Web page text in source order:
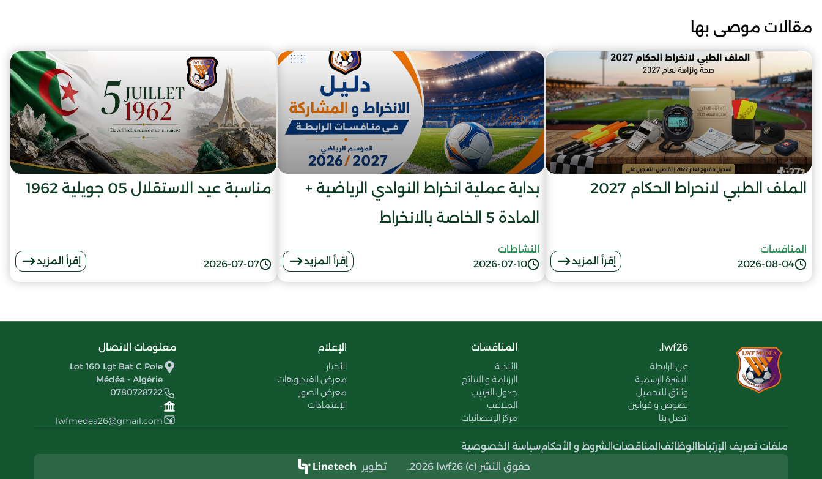
مقالات موصى بها
الملف الطبي لانحراط الحكام 2027
2026-08-04
المنافسات
إقرأ المزيد
بداية عملية انخراط النوادي الرياضية +
المادة 5 الخاصة بالانخراط
2026-07-10
النشاطات
إقرأ المزيد
مناسبة عيد الاستقلال 05 جويلية 1962
2026-07-07 إقرأ المزيد
lwf26.
عن الرابطة
النشرة الرسمية
وثائق للتحميل
نصوص و قوانين
اتصل بنا
المنافسات
الأندية
الرزنامة و النتائج
جدول الترتيب
الملاعب
مركز الإحصائيات
الإعلام
الأخبار
معرض الفيديوهات
معرض الصور
الإعتمادات
معلومات الاتصال
Lot 160 Lgt Bat C Pole
Médéa - Algérie
0780728722
-
lwfmedea26@gmail.com
ملفات تعريف الإرتباط الوظائف المناقصات الشروط و الأحكامسياسة الخصوصية
حقوق النشر (c) 2026 lwf26..
تطوير Linetech